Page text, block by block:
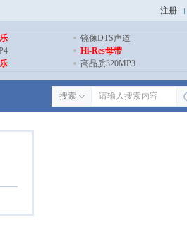
注册
镜像DTS声道
Hi-Res母带
高品质320MP3
搜索